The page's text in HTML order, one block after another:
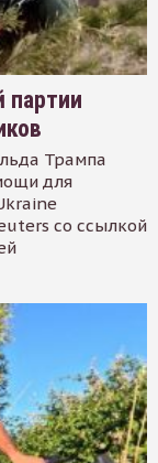
партии
Трампа
для
со ссылкой